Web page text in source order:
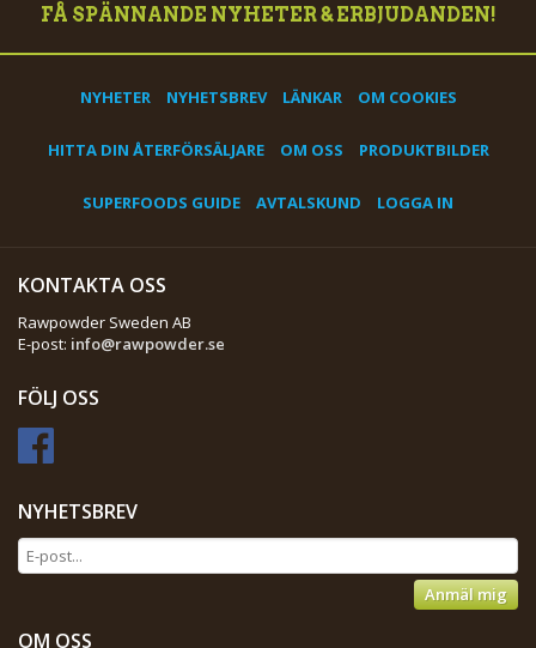
FÅ SPÄNNANDE NYHETER & ERBJUDANDEN!
NYHETER NYHETSBREV LÄNKAR OM COOKIES
HITTA DIN ÅTERFÖRSÄLJARE OM OSS PRODUKTBILDER
SUPERFOODS GUIDE AVTALSKUND LOGGA IN
KONTAKTA OSS
Rawpowder Sweden AB
E-post: info@rawpowder.se
FÖLJ OSS
NYHETSBREV
Anmäl mig
OM OSS